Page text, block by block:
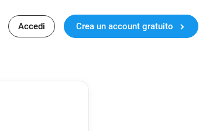
Accedi Crea un account gratuito